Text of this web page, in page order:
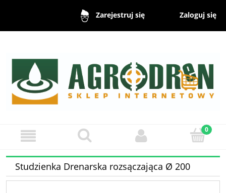
Zarejestruj się Zaloguj się
Studzienka Drenarska rozsączająca Ø 200